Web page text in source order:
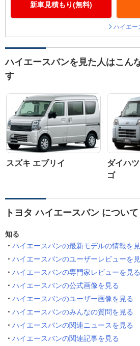
新車見積もり(無料)
ハイエー
ハイエースバンを見た人はこん
す
スズキ エブリイ
ダイハ
ゴ
トヨタ ハイエースバン につい
知る
ハイエースバンの最新モデルの情報を
ハイエースバンのユーザーレビューを
ハイエースバンの専門家レビューを見る
ハイエースバンの公式画像を見る
ハイエースバンのユーザー画像を見る
ハイエースバンのみんなの質問を見る
ハイエースバンの関連ニュースを見る
ハイエースバンの関連記事を見る